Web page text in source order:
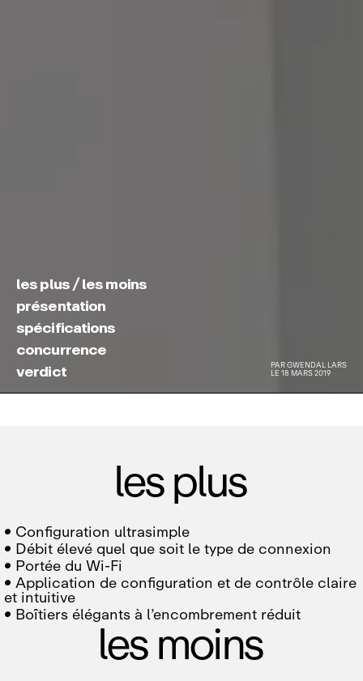
PARGWENDAL LARS
LE 18 MARS 2019
les plus / les moins
présentation
spécifications
concurrence
verdict
les plus
 Configuration ultrasimple
 Débit élevé quel que soit le type de connexion
 Portée du Wi‑Fi
 Application de configuration et de contrôle claire
et intuitive
 Boîtiers élégants à l’encombrement réduit
les moins